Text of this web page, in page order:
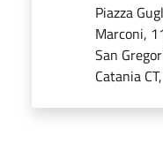
Piazza
Marconi,
San
Catania